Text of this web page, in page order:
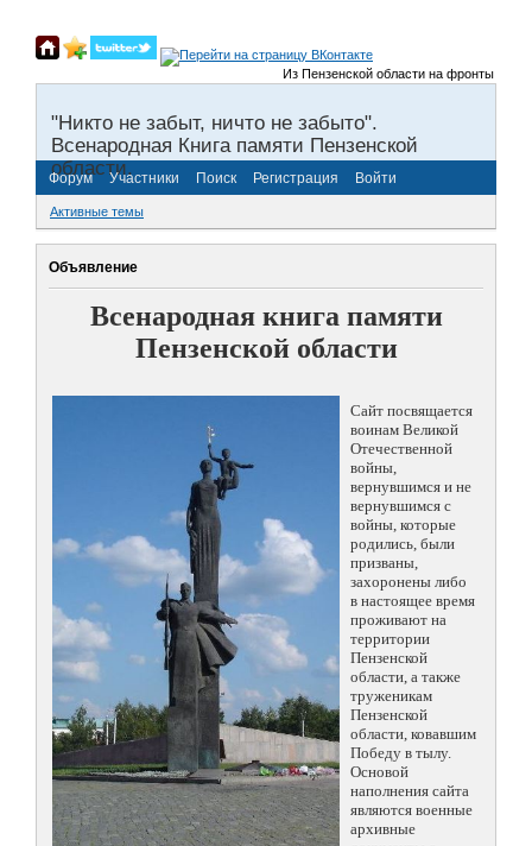
Из Пензенской области на фронты
"Никто не забыт, ничто не забыто".
Всенародная Книга памяти Пензенской
области.
Форум Участники Поиск Регистрация Войти
Активные темы
Объявление
Всенародная книга памяти
Пензенской области
Сайт посвящается
воинам Великой
Отечественной
войны,
вернувшимся и не
вернувшимся с
войны, которые
родились, были
призваны,
захоронены либо
в настоящее время
проживают на
территории
Пензенской
области, а также
труженикам
Пензенской
области, ковавшим
Победу в тылу.
Основой
наполнения сайта
являются военные
архивные